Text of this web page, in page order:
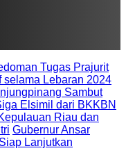
Tugas Prajurit
selama Lebaran 2024
Sambut
Elsimil dari BKKBN
Riau dan
Gubernur Ansar
Lanjutkan